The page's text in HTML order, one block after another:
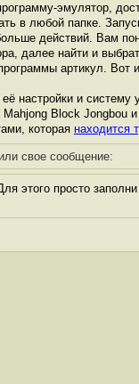
эмулятор,
в любой папке.
действий. Вам
далее найти и
артикул. Вот
настройки и систему
Mahjong Block Jongbou
которая находится
свое сообщение:
этого просто